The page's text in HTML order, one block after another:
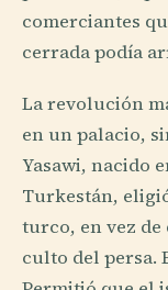
comerciantes
cerrada podía
La revolución
en un palacio,
Yasawi, nacido
Turkestán,
turco, en vez
culto del persa.